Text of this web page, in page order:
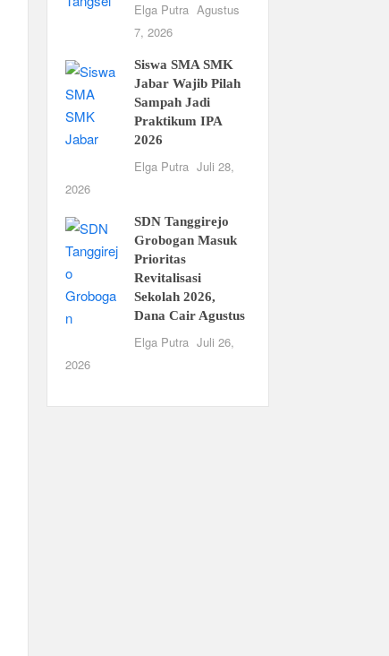
Elga Putra Agustus
7, 2026
Siswa SMA SMK
Jabar Wajib Pilah
Sampah Jadi
Praktikum IPA
2026
Elga Putra Juli 28,
2026
SDN Tanggirejo
Grobogan Masuk
Prioritas
Revitalisasi
Sekolah 2026,
Dana Cair Agustus
Elga Putra Juli 26,
2026